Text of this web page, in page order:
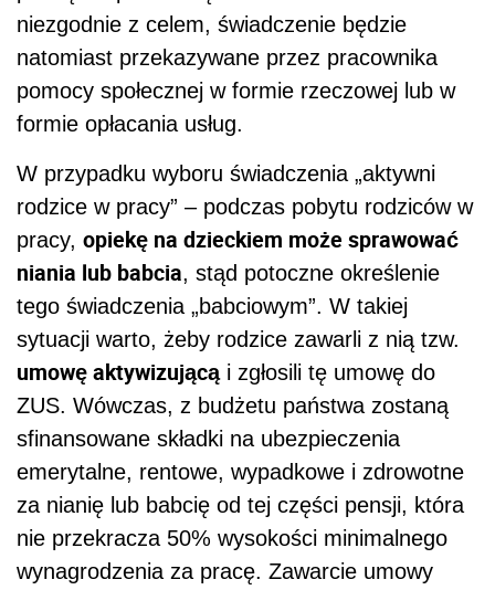
niezgodnie z celem, świadczenie będzie
natomiast przekazywane przez pracownika
pomocy społecznej w formie rzeczowej lub w
formie opłacania usług.
W przypadku wyboru świadczenia „aktywni
rodzice w pracy” – podczas pobytu rodziców w
pracy, opiekę na dzieckiem może sprawować
niania lub babcia, stąd potoczne określenie
tego świadczenia „babciowym”. W takiej
sytuacji warto, żeby rodzice zawarli z nią tzw.
umowę aktywizującąi zgłosili tę umowę do
ZUS. Wówczas, z budżetu państwa zostaną
sfinansowane składki na ubezpieczenia
emerytalne, rentowe, wypadkowe i zdrowotne
za nianię lub babcię od tej części pensji, która
nie przekracza 50% wysokości minimalnego
wynagrodzenia za pracę. Zawarcie umowy